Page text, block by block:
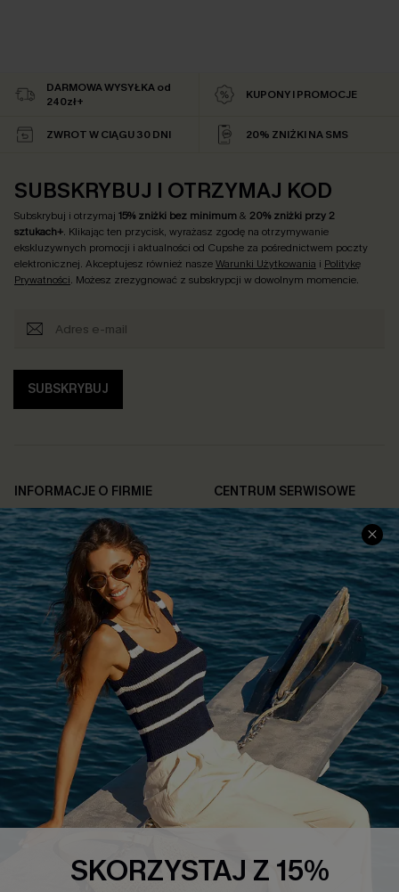
DARMOWA WYSYŁKA od
240zł+
KUPONY I PROMOCJE
ZWROT W CIĄGU 30 DNI 20% ZNIŻKI NA SMS
SUBSKRYBUJ I OTRZYMAJ KOD
Subskrybuj i otrzymaj 15% zniżki bez minimum& 20% zniżki przy 2
sztukach+. Klikając ten przycisk, wyrażasz zgodę na otrzymywanie
ekskluzywnych promocji i aktualności od Cupshe za pośrednictwem poczty
elektronicznej. Akceptujesz również naszeWarunki Użytkowania i Politykę
Prywatności. Możesz zrezygnować z subskrypcji w dowolnym momencie.
SUBSKRYBUJ
INFORMACJE O FIRMIE
O NAS
Opinie Klientów
Polityka Prywatności
Warunki & Zasady
Łańcuch Dostaw Cupshe
20% Zniżki na SMS
CENTRUM SERWISOWE
Informacje o Wysyłce
Jak Śledzić
Polityka Zwrotów
Rozpocznij Zwrot
Informacje o Rozmiarach
FAQS
Kontakt z Nami
POPULARNA KOLEKCJA
Nowości
Niezbędnik na Wakacje
SKORZYSTAJ Z 15%